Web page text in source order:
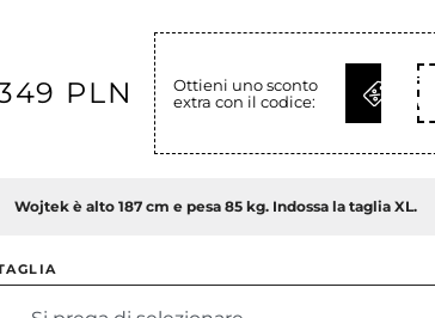
PLN
Ottieni uno sconto
extra con il codice:
Wojtek è alto 187 cm e pesa 85 kg. Indossa la taglia XL.